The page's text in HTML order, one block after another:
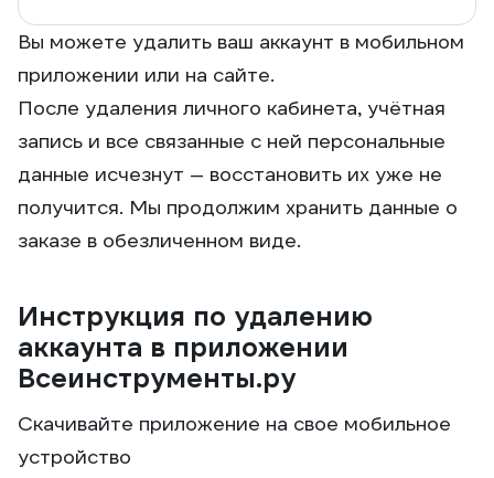
Вы можете удалить ваш аккаунт в мобильном
приложении или на сайте.
После удаления личного кабинета, учётная
запись и все связанные с ней персональные
данные исчезнут — восстановить их уже не
получится. Мы продолжим хранить данные о
заказе в обезличенном виде.
Инструкция по удалению
аккаунта в приложении
Всеинструменты.ру
Скачивайте приложение на свое мобильное
устройство